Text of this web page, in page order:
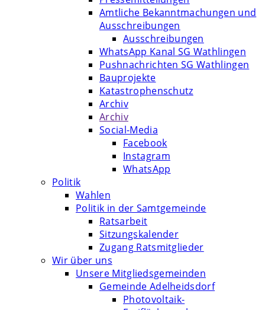
Amtliche Bekanntmachungen und
Ausschreibungen
Ausschreibungen
WhatsApp Kanal SG Wathlingen
Pushnachrichten SG Wathlingen
Bauprojekte
Katastrophenschutz
Archiv
Archiv
Social-Media
Facebook
Instagram
WhatsApp
Politik
Wahlen
Politik in der Samtgemeinde
Ratsarbeit
Sitzungskalender
Zugang Ratsmitglieder
Wir über uns
Unsere Mitgliedsgemeinden
Gemeinde Adelheidsdorf
Photovoltaik-